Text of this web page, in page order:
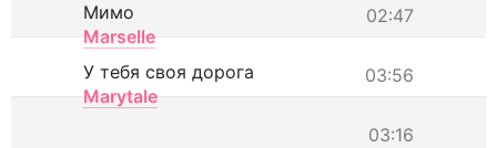
02:47
Мимо
Marselle
03:56
У тебя своя дорога
Marytale
03:16